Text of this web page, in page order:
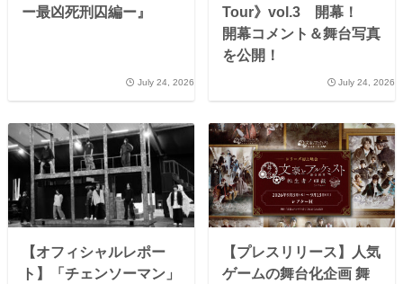
ー最凶死刑囚編ー』
July 24, 2026
Tour》vol.3 開幕！
開幕コメント＆舞台写真
を公開！
July 24, 2026
【オフィシャルレポー
ト】「チェンソーマン」
【プレスリリース】人気
ゲームの舞台化企画 舞